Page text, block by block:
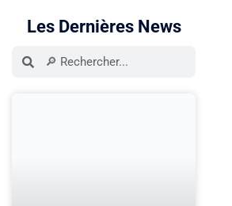
Les Dernières News